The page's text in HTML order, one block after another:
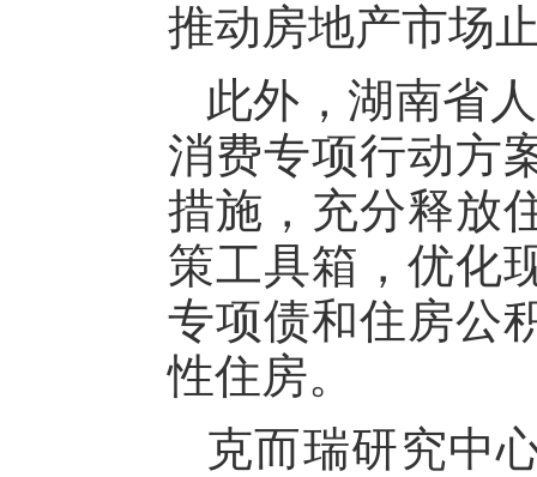
推动房地产市场
此外，湖南省
消费专项行动方
措施，充分释放
策工具箱，优化
专项债和住房公
性住房。
克而瑞研究中